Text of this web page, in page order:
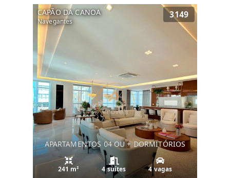
CAPÃO DA CANOA
Navegantes
3149
APARTAMENTOS 04 OU + DORMITÓRIOS
241 m² 4 suítes 4 vagas